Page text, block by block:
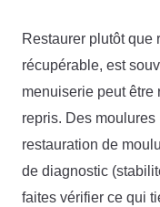
Restaurer plutôt que
récupérable, est
menuiserie peut être
repris. Des
restauration de
de diagnostic
faites vérifier ce qui